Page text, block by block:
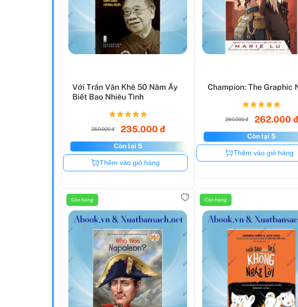
Với Trần Văn Khê 50 Năm Ấy
Biết Bao Nhiêu Tình
250.000 đ 235.000 đ
Còn lại 5
Còn hàng
Thêm vào giỏ hàng
Champion: The Graphic
280.000 đ 262.000 đ
Còn lại 5
Còn hàng
Thêm vào giỏ hàng
Còn hàng Còn hàng